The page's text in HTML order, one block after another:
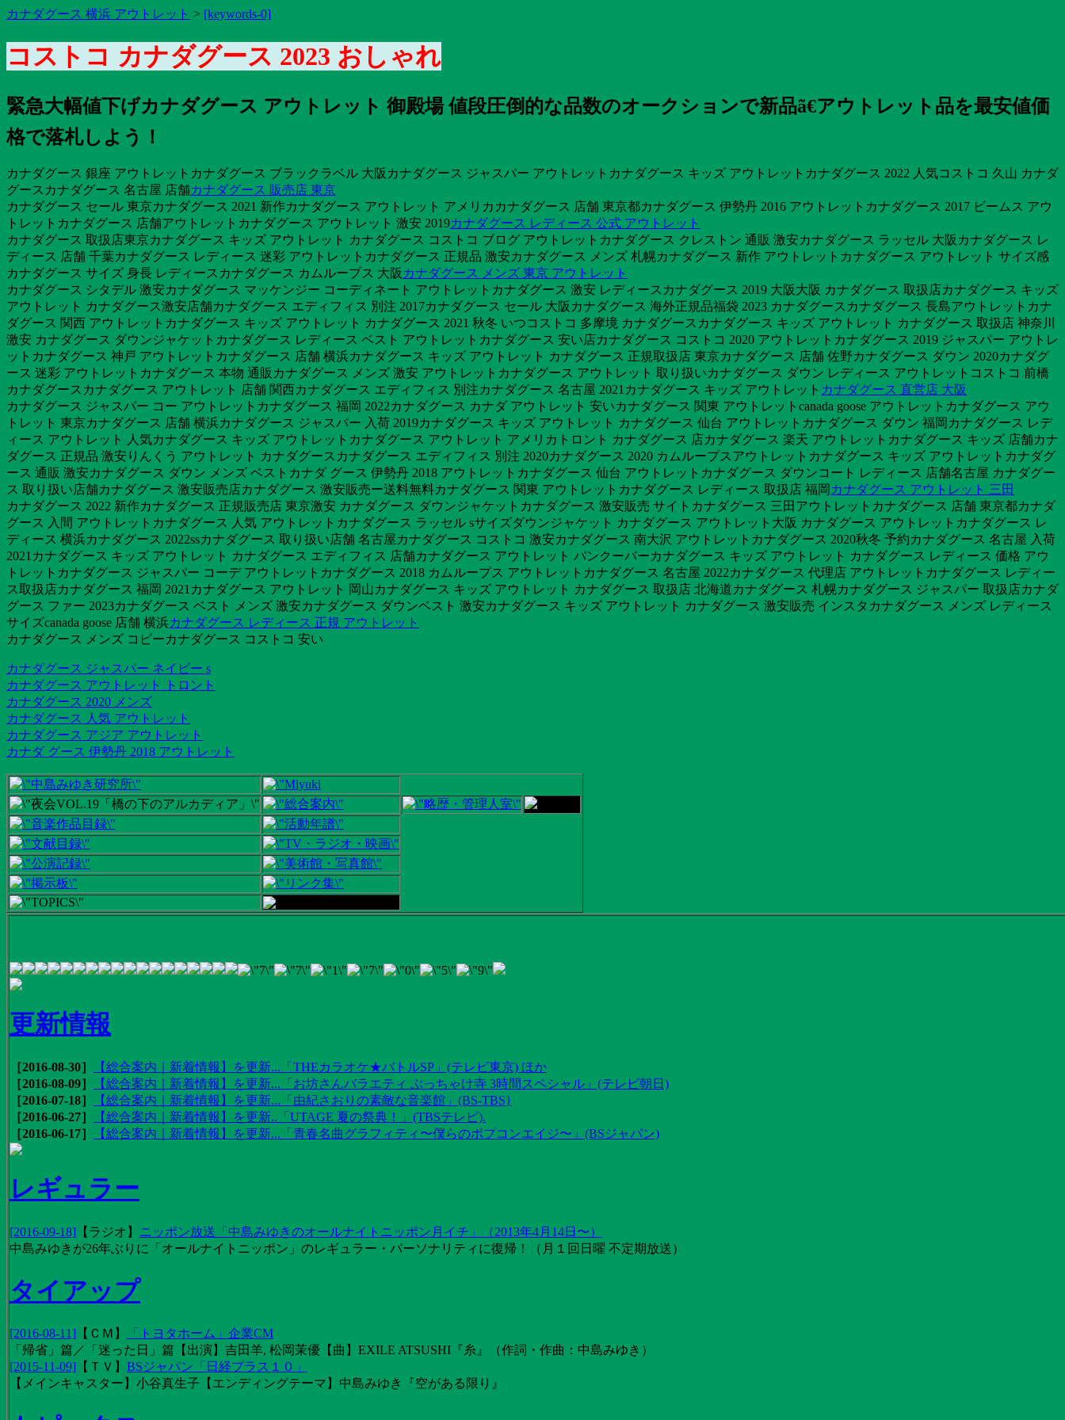
カナダグース 横浜 アウトレット > [keywords-0]
コストコ カナダグース 2023 おしゃれ
緊急大幅値下げカナダグース アウトレット 御殿場 値段圧倒的な品数のオークションで新品ã€アウトレット品を最安値価
格で落札しよう！
カナダグース 銀座 アウトレットカナダグース ブラックラベル 大阪カナダグース ジャスパー アウトレットカナダグース キッズ アウトレットカナダグース 2022 人気コストコ 久山 カナダ
グースカナダグース 名古屋 店舗カナダグース 販売店 東京
カナダグース セール 東京カナダグース 2021 新作カナダグース アウトレット アメリカカナダグース 店舗 東京都カナダグース 伊勢丹 2016 アウトレットカナダグース 2017 ビームス アウ
トレットカナダグース 店舗アウトレットカナダグース アウトレット 激安 2019カナダグース レディース 公式 アウトレット
カナダグース 取扱店東京カナダグース キッズ アウトレット カナダグース コストコ ブログ アウトレットカナダグース クレストン 通販 激安カナダグース ラッセル 大阪カナダグース レ
ディース 店舗 千葉カナダグース レディース 迷彩 アウトレットカナダグース 正規品 激安カナダグース メンズ 札幌カナダグース 新作 アウトレットカナダグース アウトレット サイズ感
カナダグース サイズ 身長 レディースカナダグース カムループス 大阪 カナダグース メンズ 東京 アウトレット
カナダグース シタデル 激安カナダグース マッケンジー コーディネート アウトレットカナダグース 激安 レディースカナダグース 2019 大阪大阪 カナダグース 取扱店カナダグース キッズ
アウトレット カナダグース激安店舗カナダグース エディフィス 別注 2017カナダグース セール 大阪カナダグース 海外正規品福袋 2023 カナダグースカナダグース 長島アウトレットカナ
ダグース 関西 アウトレットカナダグース キッズ アウトレット カナダグース 2021 秋冬 いつコストコ 多摩境 カナダグースカナダグース キッズ アウトレット カナダグース 取扱店 神奈川
激安 カナダグース ダウンジャケットカナダグース レディース ベスト アウトレットカナダグース 安い店カナダグース コストコ 2020 アウトレットカナダグース 2019 ジャスパー アウトレ
ットカナダグース 神戸 アウトレットカナダグース 店舗 横浜カナダグース キッズ アウトレット カナダグース 正規取扱店 東京カナダグース 店舗 佐野カナダグース ダウン 2020カナダグ
ース 迷彩 アウトレットカナダグース 本物 通販カナダグース メンズ 激安 アウトレットカナダグース アウトレット 取り扱いカナダグース ダウン レディース アウトレットコストコ 前橋
カナダグースカナダグース アウトレット 店舗 関西カナダグース エディフィス 別注カナダグース 名古屋 2021カナダグース キッズ アウトレット カナダグース 直営店 大阪
カナダグース ジャスパー コー アウトレットカナダグース 福岡 2022カナダグース カナダ アウトレット 安いカナダグース 関東 アウトレットcanada goose アウトレットカナダグース アウ
トレット 東京カナダグース 店舗 横浜カナダグース ジャスパー 入荷 2019カナダグース キッズ アウトレット カナダグース 仙台 アウトレットカナダグース ダウン 福岡カナダグース レデ
ィース アウトレット 人気カナダグース キッズ アウトレットカナダグース アウトレット アメリカトロント カナダグース 店カナダグース 楽天 アウトレットカナダグース キッズ 店舗カナ
ダグース 正規品 激安りんくう アウトレット カナダグースカナダグース エディフィス 別注 2020カナダグース 2020 カムループスアウトレットカナダグース キッズ アウトレットカナダグ
ース 通販 激安カナダグース ダウン メンズ ベストカナダ グース 伊勢丹 2018 アウトレットカナダグース 仙台 アウトレットカナダグース ダウンコート レディース 店舗名古屋 カナダグー
ス 取り扱い店舗カナダグース 激安販売店カナダグース 激安販売ー送料無料カナダグース 関東 アウトレットカナダグース レディース 取扱店 福岡 カナダグース アウトレット 三田
カナダグース 2022 新作カナダグース 正規販売店 東京激安 カナダグース ダウンジャケットカナダグース 激安販売 サイトカナダグース 三田アウトレットカナダグース 店舗 東京都カナダ
グース 入間 アウトレットカナダグース 人気 アウトレットカナダグース ラッセル sサイズダウンジャケット カナダグース アウトレット大阪 カナダグース アウトレットカナダグース レ
ディース 横浜カナダグース 2022ssカナダグース 取り扱い店舗 名古屋カナダグース コストコ 激安カナダグース 南大沢 アウトレットカナダグース 2020秋冬 予約カナダグース 名古屋 入荷
2021カナダグース キッズ アウトレット カナダグース エディフィス 店舗カナダグース アウトレット バンクーバーカナダグース キッズ アウトレット カナダグース レディース 価格 アウ
トレットカナダグース ジャスパー コーデ アウトレットカナダグース 2018 カムループス アウトレットカナダグース 名古屋 2022カナダグース 代理店 アウトレットカナダグース レディー
ス取扱店カナダグース 福岡 2021カナダグース アウトレット 岡山カナダグース キッズ アウトレット カナダグース 取扱店 北海道カナダグース 札幌カナダグース ジャスパー 取扱店カナダ
グース ファー 2023カナダグース ベスト メンズ 激安カナダグース ダウンベスト 激安カナダグース キッズ アウトレット カナダグース 激安販売 インスタカナダグース メンズ レディース
サイズcanada goose 店舗 横浜カナダグース レディース 正規 アウトレット
カナダグース メンズ コピーカナダグース コストコ 安い
カナダグース ジャスパー ネイビー s
カナダグース アウトレット トロント
カナダグース 2020 メンズ
カナダグース 人気 アウトレット
カナダグース アジア アウトレット
カナダ グース 伊勢丹 2018 アウトレット
更新情報
［2016-08-30］
【総合案内｜新着情報】を更新...「THEカラオケ★バトルSP」(テレビ東京) ほか
［2016-08-09］
【総合案内｜新着情報】を更新...「お坊さんバラエティ ぶっちゃけ寺 3時間スペシャル」(テレビ朝日)
［2016-07-18］
【総合案内｜新着情報】を更新...「由紀さおりの素敵な音楽館」(BS-TBS}
［2016-06-27］
【総合案内｜新着情報】を更新..「UTAGE 夏の祭典！」(TBSテレビ).
［2016-06-17］
【総合案内｜新着情報】を更新...「青春名曲グラフィティ〜僕らのポプコンエイジ〜」(BSジャパン)
レギュラー
[2016-09-18] 【 ラジオ 】 ニッポン放送「中島みゆきのオールナイトニッポン月イチ」（2013年4月14日〜）
中島みゆきが26年ぶりに「オールナイトニッポン」のレギュラー・パーソナリティに復帰！（月１回日曜 不定期放送）
タイアップ
[2016-08-11] 【 ＣＭ 】
「トヨタホーム」企業CM
「帰省」篇／「迷った日」篇【出演】吉田羊, 松岡茉優【曲】EXILE ATSUSHI『糸』（作詞・作曲：中島みゆき）
[2015-11-09] 【 ＴＶ 】 BSジャパン「日経プラス１０」
【メインキャスター】小谷真生子【エンディングテーマ】中島みゆき『空がある限り』